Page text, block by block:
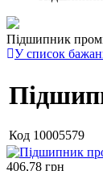
Підшипник
У список
Код 10005579
406,78 грн